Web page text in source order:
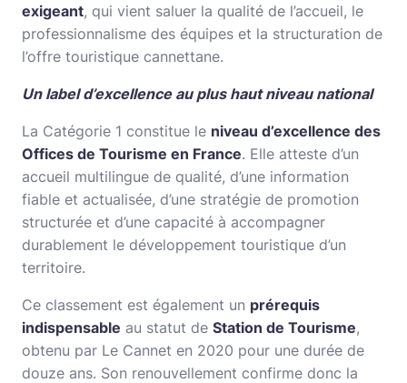
exigeant, qui vient saluer la qualité de l’accueil, le
professionnalisme des équipes et la structuration de
l’offre touristique cannettane.
Un label d’excellence au plus haut niveau national
La Catégorie 1 constitue le niveau d’excellence des
Offices de Tourisme en France. Elle atteste d’un
accueil multilingue de qualité, d’une information
fiable et actualisée, d’une stratégie de promotion
structurée et d’une capacité à accompagner
durablement le développement touristique d’un
territoire.
Ce classement est également un prérequis
indispensable au statut de Station de Tourisme,
obtenu par Le Cannet en 2020 pour une durée de
douze ans. Son renouvellement confirme donc la